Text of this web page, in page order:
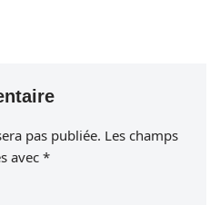
pas publiée. Les champs
avec *